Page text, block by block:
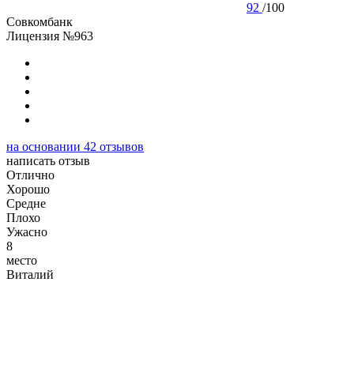
92 /100
Совкомбанк
Лицензия №963
на основании 42 отзывов
написать отзыв
Отлично
Хорошо
Cредне
Плохо
Ужасно
8
место
Виталий